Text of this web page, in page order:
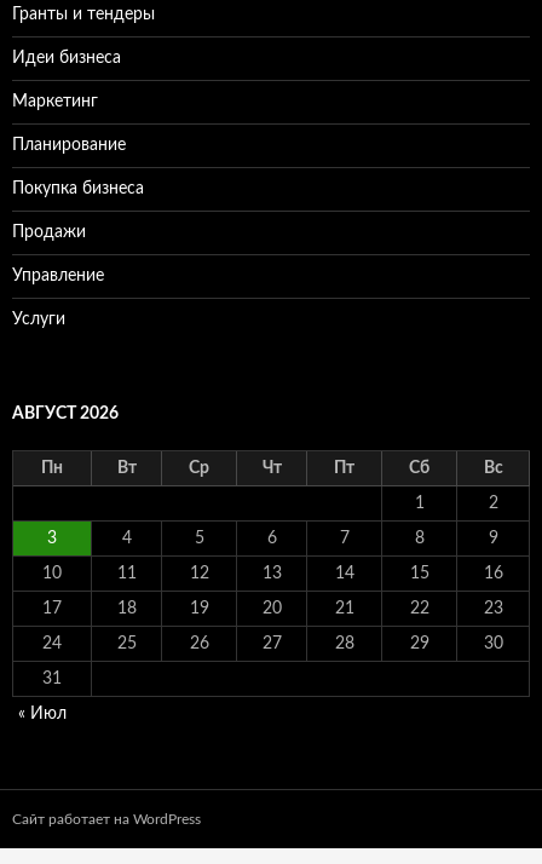
Гранты и тендеры
Идеи бизнеса
Маркетинг
Планирование
Покупка бизнеса
Продажи
Управление
Услуги
АВГУСТ 2026
Пн Вт Ср Чт Пт Сб Вс
1 2
3 4 5 6 7 8 9
10 11 12 13 14 15 16
17 18 19 20 21 22 23
24 25 26 27 28 29 30
31
« Июл
Сайт работает на WordPress